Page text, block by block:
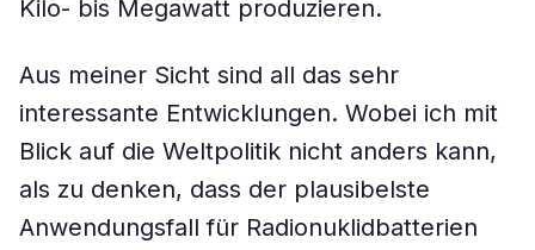
Kilo- bis Megawatt produzieren.
Aus meiner Sicht sind all das sehr
interessante Entwicklungen. Wobei ich mit
Blick auf die Weltpolitik nicht anders kann,
als zu denken, dass der plausibelste
Anwendungsfall für Radionuklidbatterien